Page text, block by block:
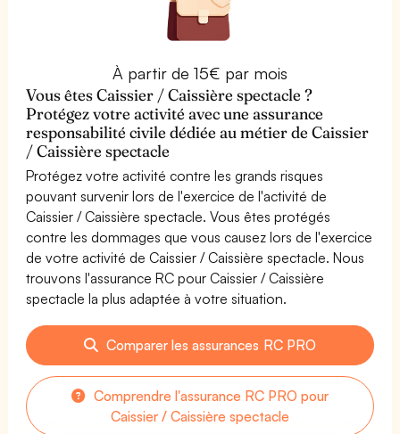
À partir de 15€ par mois
Vous êtes Caissier / Caissière spectacle ?
Protégez votre activité avec une assurance
responsabilité civile dédiée au métier de Caissier
/ Caissière spectacle
Protégez votre activité contre les grands risques
pouvant survenir lors de l'exercice de l'activité de
Caissier / Caissière spectacle. Vous êtes protégés
contre les dommages que vous causez lors de l'exercice
de votre activité de Caissier / Caissière spectacle. Nous
trouvons l'assurance RC pour Caissier / Caissière
spectacle la plus adaptée à votre situation.
Comparer les assurances RC PRO
Comprendre l'assurance RC PRO pour
Caissier / Caissière spectacle